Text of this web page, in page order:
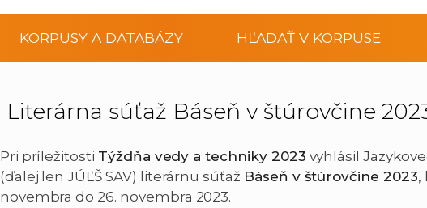
ľľ
KORPUSY A DATABÁZY HĽADAŤ V KORPUSE
Literárna súťaž Báseň v štúrovčine
Pri príležitosti Týždňa vedy a techniky 2023 vyhlásil
(ďalej len JÚĽŠ SAV) literárnu súťaž Báseň v štúrovčine 2023,
novembra do 26. novembra 2023.